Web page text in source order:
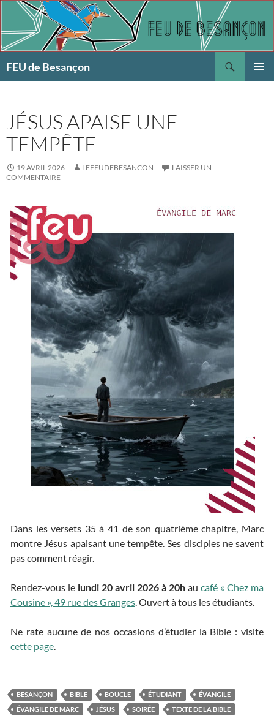
Aller
contenu
FEU de Besançon
JÉSUS APAISE UNE
TEMPÊTE
19 AVRIL 2026 LEFEUDEBESANCON
LAISSER UN
COMMENTAIRE
Dans les versets 35 à 41 de son quatrième chapitre, Marc
montre Jésus apaisant une tempête. Ses disciples ne savent
pas comment réagir.
Rendez-vous le lundi 20 avril 2026 à 20h au café « Chez ma
Cousine », 49 rue des Granges. Ouvert à tous les étudiants.
Ne rate aucune de nos occasions d’étudier la Bible : visite
cette page.
BESANÇON BIBLE BOUCLE ÉTUDIANT
ÉVANGILE
ÉVANGILE DE MARC
JÉSUS SOIRÉE TEXTE DE LA BIBLE